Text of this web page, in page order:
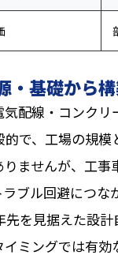
・基礎から
配線・コンク
で、工場の規
ませんが、工
ブル回避につ
を見据えた設
ミングでは有効